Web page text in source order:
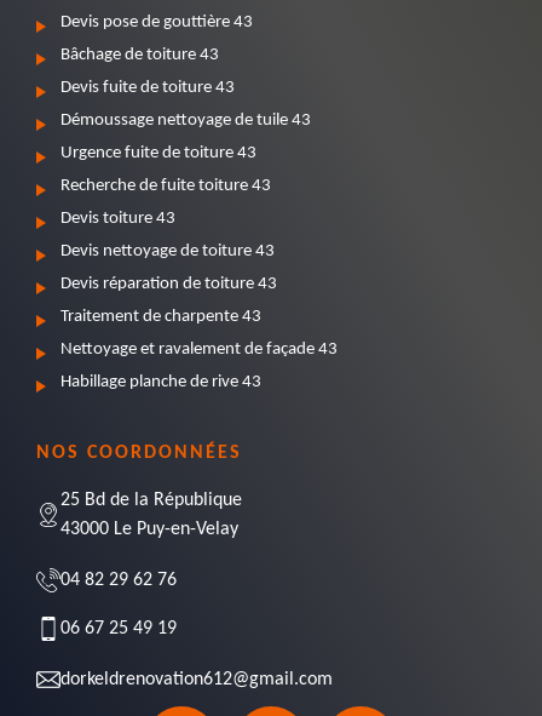
Devis pose de gouttière 43
Bâchage de toiture 43
Devis fuite de toiture 43
Démoussage nettoyage de tuile 43
Urgence fuite de toiture 43
Recherche de fuite toiture 43
Devis toiture 43
Devis nettoyage de toiture 43
Devis réparation de toiture 43
Traitement de charpente 43
Nettoyage et ravalement de façade 43
Habillage planche de rive 43
NOS COORDONNÉES
25 Bd de la République
43000 Le Puy-en-Velay
04 82 29 62 76
06 67 25 49 19
dorkeldrenovation612@gmail.com